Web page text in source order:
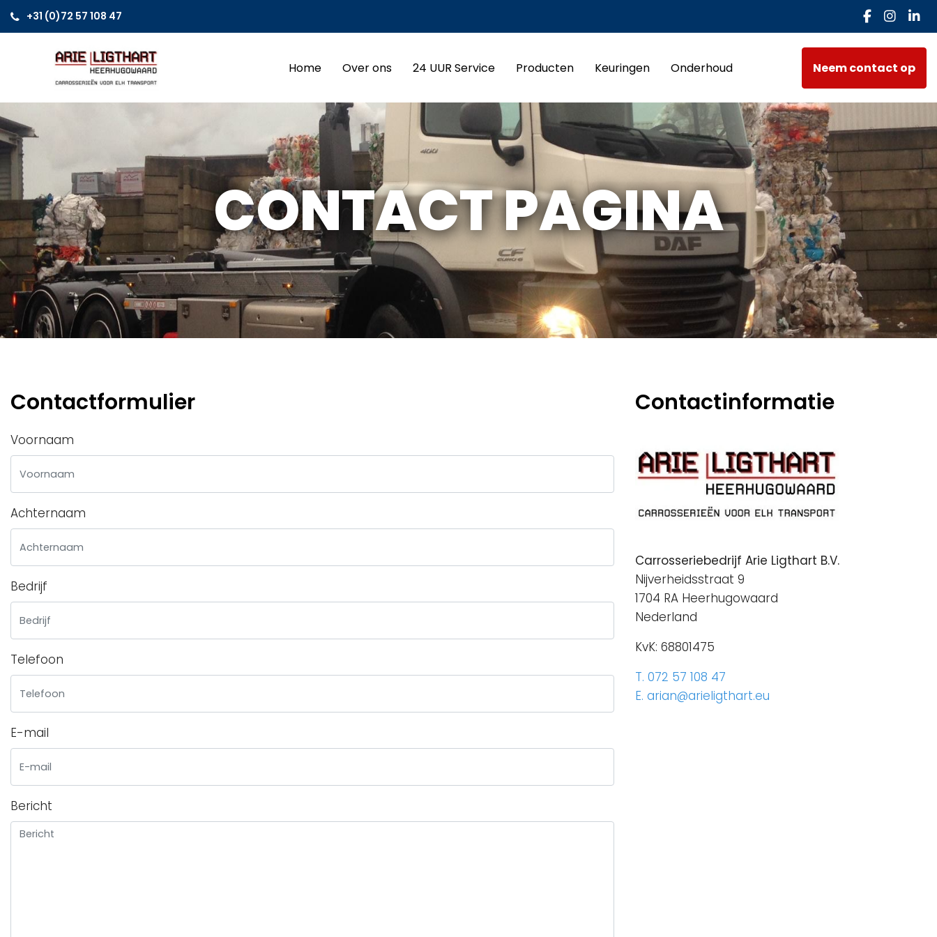
+31 (0)72 57 108 47
Home Over ons 24 UUR Service Producten Keuringen Onderhoud Neem contact op
CONTACT PAGINA
Contactformulier
Voornaam
Achternaam
Bedrijf
Telefoon
E-mail
Bericht
Contactinformatie
Carrosseriebedrijf Arie Ligthart B.V.
Nijverheidsstraat 9
1704 RA Heerhugowaard
Nederland
KvK: 68801475
T. 072 57 108 47
E. arian@arieligthart.eu